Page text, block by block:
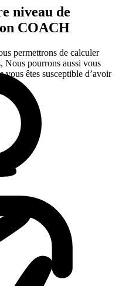
niveau de
COACH
permettrons de calculer
Nous pourrons aussi vous
vous êtes susceptible d’avoir